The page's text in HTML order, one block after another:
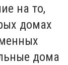
на то,
домах
дома